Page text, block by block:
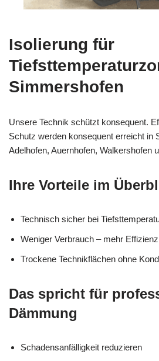
Isolierung für
Simmershofen
Unsere Technik schützt konsequent.
Schutz werden konsequent erreicht in
Adelhofen, Auernhofen, Walkershofen
Ihre Vorteile im
Technisch sicher bei
Weniger Verbrauch – mehr Effizienz
Trockene Technikflächen ohne
Das spricht für
Dämmung
Schadensanfälligkeit reduzieren